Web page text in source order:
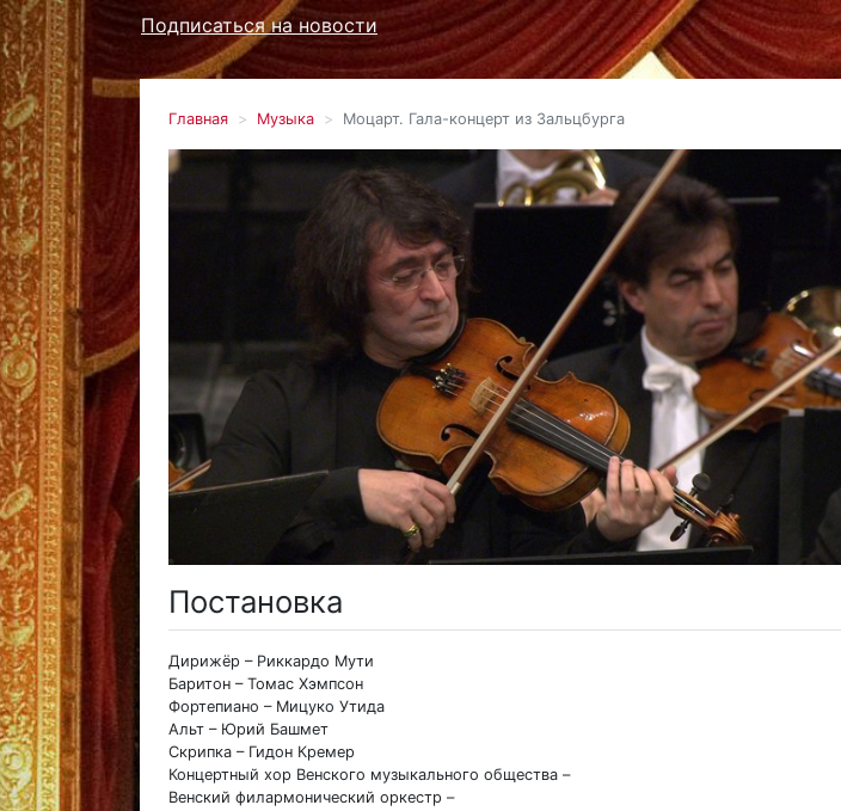
Подписаться на новости
Главная Музыка Моцарт. Гала-концерт из Зальцбурга
Постановка
Дирижёр – Риккардо Мути
Баритон – Томас Хэмпсон
Фортепиано – Мицуко Утида
Альт – Юрий Башмет
Скрипка – Гидон Кремер
Концертный хор Венского музыкального общества –
Венский филармонический оркестр –